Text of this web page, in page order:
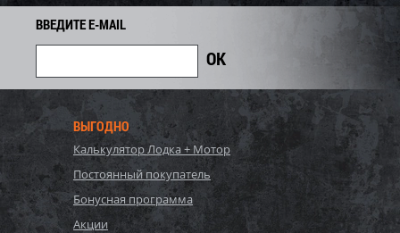
Экономия 262 Экономия
ВВЕДИТЕ E-MAIL
ВЫГОДНО
Калькулятор Лодка + Мотор
Постоянный покупатель
Бонусная программа
Акции